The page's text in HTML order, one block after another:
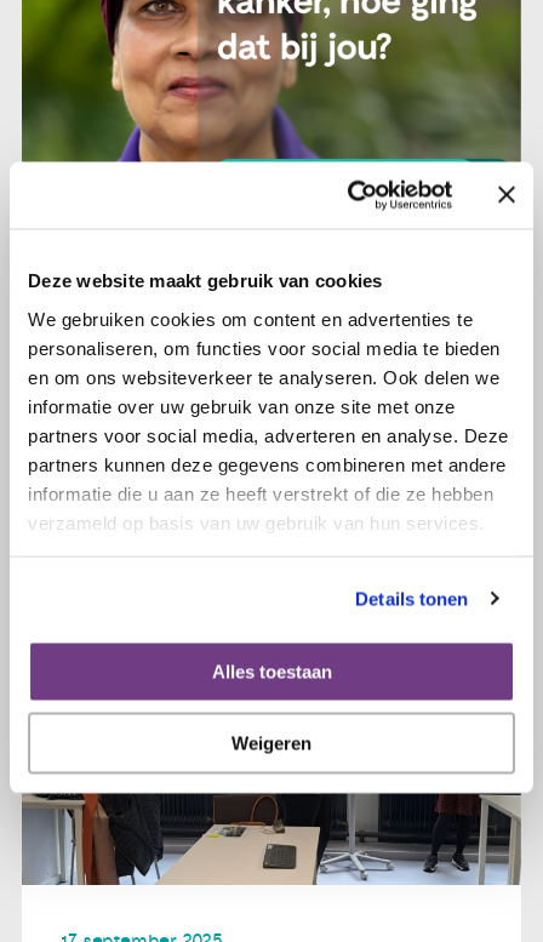
Deze website maakt gebruik van cookies
We gebruiken cookies om content en advertenties te
personaliseren, om functies voor social media te bieden
en om ons websiteverkeer te analyseren. Ook delen we
informatie over uw gebruik van onze site met onze
partners voor social media, adverteren en analyse. Deze
partners kunnen deze gegevens combineren met andere
informatie die u aan ze heeft verstrekt of die ze hebben
verzameld op basis van uw gebruik van hun services.
Details tonen
Alles toestaan
Weigeren
25 september 2025
Doneer Je Ervaring: Beslissen over
je behandeling bij kanker, hoe ging
dat bij jou?
Lees verder